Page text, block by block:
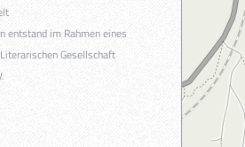
entstand im Rahmen eines
Gesellschaft